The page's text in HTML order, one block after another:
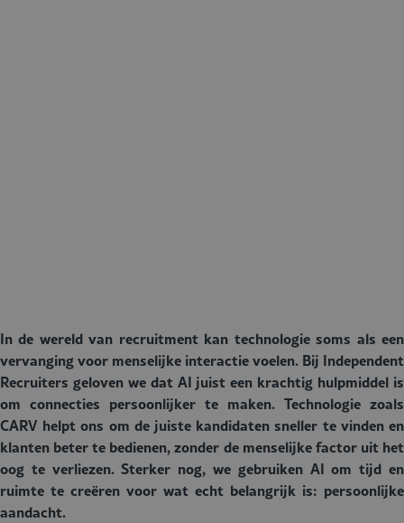
In de wereld van recruitment kan technologie soms als een
vervanging voor menselijke interactie voelen. Bij Independent
Recruiters geloven we dat AI juist een krachtig hulpmiddel is
om connecties persoonlijker te maken. Technologie zoals
CARV helpt ons om de juiste kandidaten sneller te vinden en
klanten beter te bedienen, zonder de menselijke factor uit het
oog te verliezen. Sterker nog, we gebruiken AI om tijd en
ruimte te creëren voor wat echt belangrijk is: persoonlijke
aandacht.